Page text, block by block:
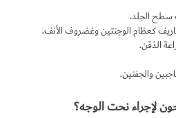
سطح الجلد.
كعظام الوجنتين وغضروف الأنف.
الذقن.
والجفنين.
لإجراء نحت الوجه؟